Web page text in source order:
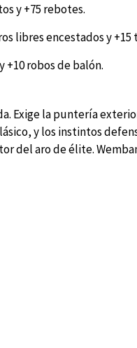
y +75 rebotes.
libres encestados y
+10 robos de balón.
Exige la puntería
y los instintos
del aro de élite.